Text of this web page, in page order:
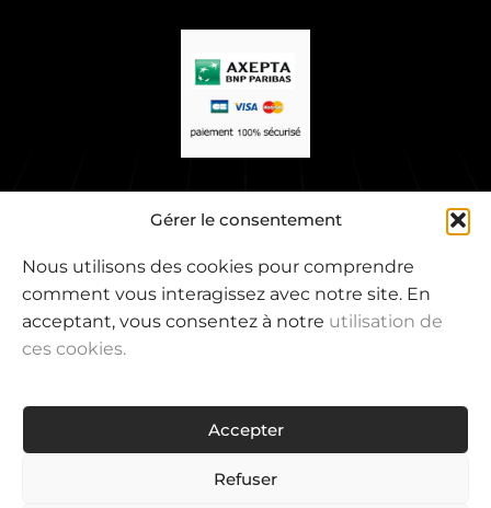
Gérer le consentement
Nous utilisons des cookies pour comprendre
comment vous interagissez avec notre site. En
acceptant, vous consentez à notre utilisation de
ces cookies.
Accepter
Refuser
Politique de confidentialité
PHOTOGRAPHIE : AGENCE COLORSTOCK